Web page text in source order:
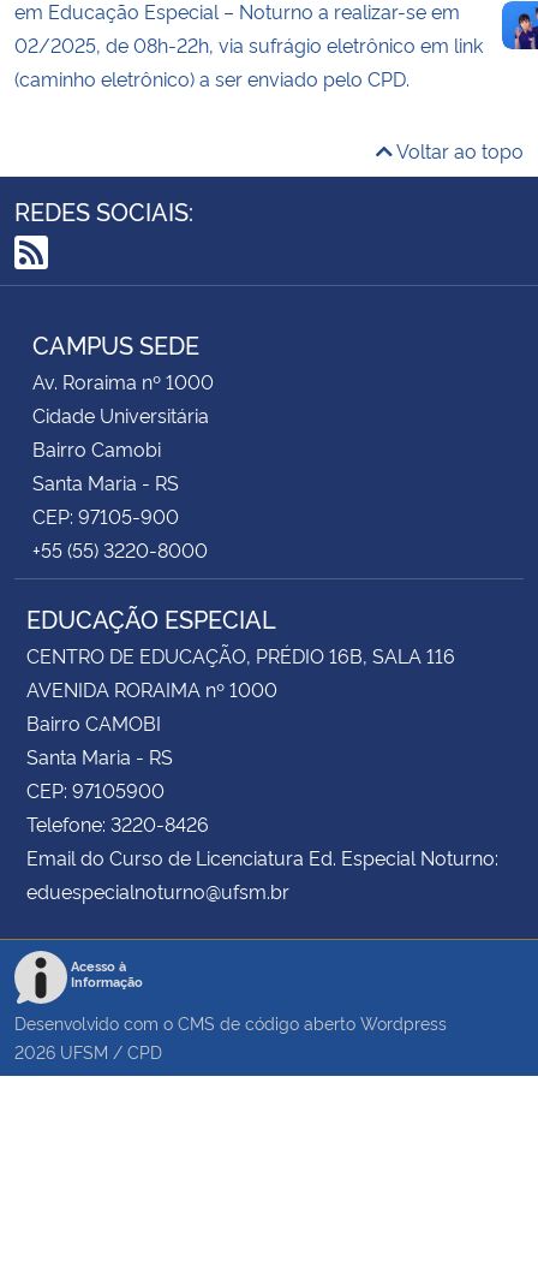
em Educação Especial – Noturno a realizar-se em
02/2025, de 08h-22h, via sufrágio eletrônico em link
(caminho eletrônico) a ser enviado pelo CPD.
Voltar ao topo
REDES SOCIAIS:
RSS
CAMPUS SEDE
Av. Roraima nº 1000
Cidade Universitária
Bairro Camobi
Santa Maria - RS
CEP: 97105-900
+55 (55) 3220-8000
EDUCAÇÃO ESPECIAL
CENTRO DE EDUCAÇÃO, PRÉDIO 16B, SALA 116
AVENIDA RORAIMA nº 1000
Bairro CAMOBI
Santa Maria - RS
CEP: 97105900
Telefone: 3220-8426
Email do Curso de Licenciatura Ed. Especial Noturno:
eduespecialnoturno@ufsm.br
Acesso à
Informação
Desenvolvido com o CMS de código aberto Wordpress
2026 UFSM / CPD